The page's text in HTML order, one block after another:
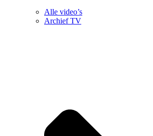
Alle video’s
Archief TV